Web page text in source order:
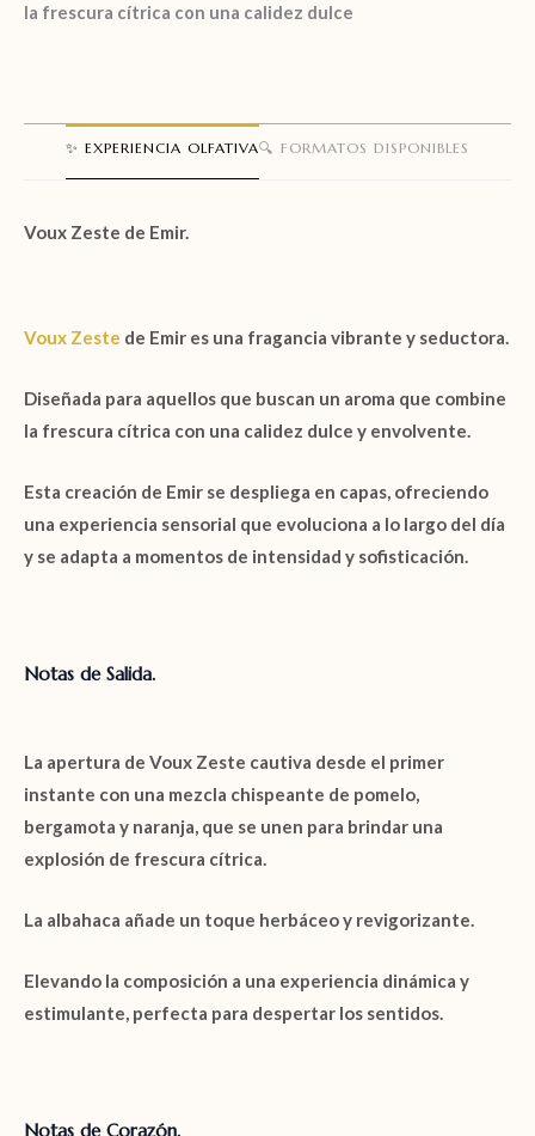
la frescura cítrica con una calidez dulce
✨ EXPERIENCIA OLFATIVA🔍 FORMATOS DISPONIBLES
Voux Zeste de Emir.
Voux Zeste de Emir es una fragancia vibrante y seductora.
Diseñada para aquellos que buscan un aroma que combine
la frescura cítrica con una calidez dulce y envolvente.
Esta creación de Emir se despliega en capas, ofreciendo
una experiencia sensorial que evoluciona a lo largo del día
y se adapta a momentos de intensidad y sofisticación.
Notas de Salida.
La apertura de Voux Zeste cautiva desde el primer
instante con una mezcla chispeante de pomelo,
bergamota y naranja, que se unen para brindar una
explosión de frescura cítrica.
La albahaca añade un toque herbáceo y revigorizante.
Elevando la composición a una experiencia dinámica y
estimulante, perfecta para despertar los sentidos.
Notas de Corazón.